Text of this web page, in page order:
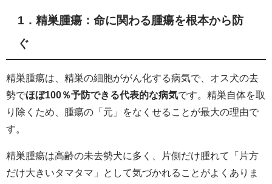
1．精巣腫瘍：命に関わる腫瘍を根本から防
ぐ
精巣腫瘍は、精巣の細胞ががん化する病気で、オス犬の去
勢でほぼ100％予防できる代表的な病気です。精巣自体を取
り除くため、腫瘍の「元」をなくせることが最大の理由で
す。
精巣腫瘍は高齢の未去勢犬に多く、片側だけ腫れて「片方
だけ大きいタマタマ」として気づかれることがよくありま